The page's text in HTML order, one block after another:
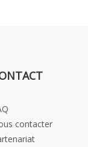
contacter